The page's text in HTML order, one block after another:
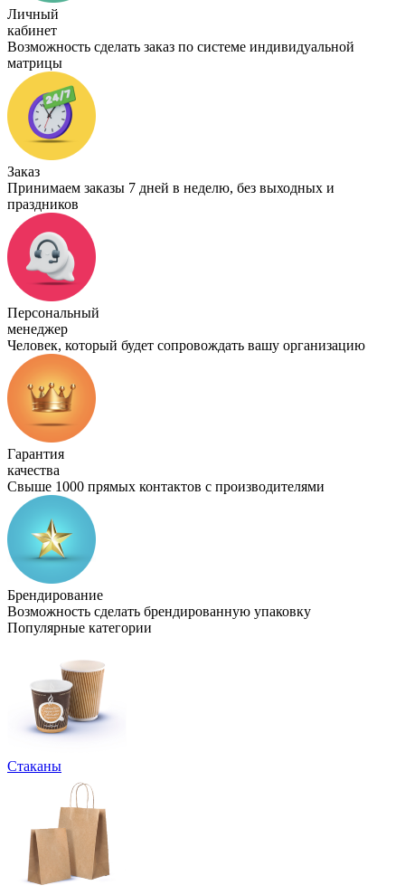
Личный
кабинет
Возможность сделать заказ по системе индивидуальной
матрицы
Заказ
Принимаем заказы 7 дней в неделю, без выходных и
праздников
Персональный
менеджер
Человек, который будет сопровождать вашу организацию
Гарантия
качества
Свыше 1000 прямых контактов с производителями
Брендирование
Возможность сделать брендированную упаковку
Популярные категории
Стаканы